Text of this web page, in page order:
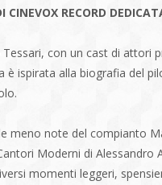
RECORD
con un cast di
è ispirata alla biografia del
meno note del compianto
Moderni di
momenti leggeri,